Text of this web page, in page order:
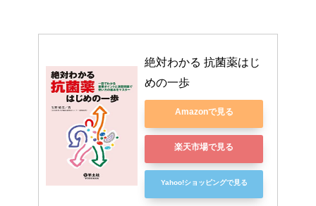
絶対わかる 抗菌薬はじ
めの一歩
Amazonで見る
楽天市場で見る
Yahoo!ショッピングで見る